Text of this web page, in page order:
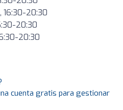
16:30-20:30
20:30
20:30
cuenta gratis para gestionar